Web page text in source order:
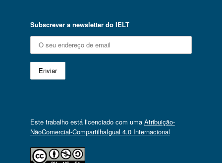
Subscrever a newsletter do IELT
Este trabalho está licenciado com uma Atribuição-
NãoComercial-CompartilhaIgual 4.0 Internacional